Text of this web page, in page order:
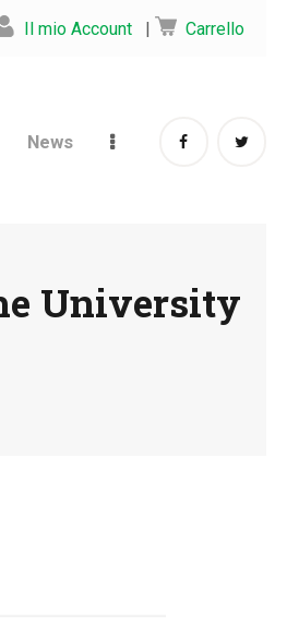
Il mio Account | Carrello
News
University